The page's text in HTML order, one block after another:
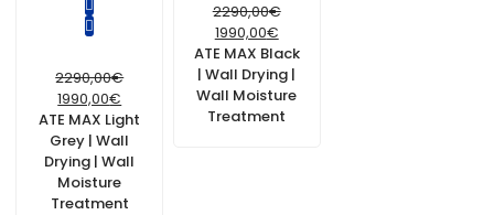
2290,00€
1990,00€
ATE MAX Light
Grey | Wall
Drying | Wall
Moisture
Treatment
2290,00€
1990,00€
ATE MAX Black
| Wall Drying |
Wall Moisture
Treatment